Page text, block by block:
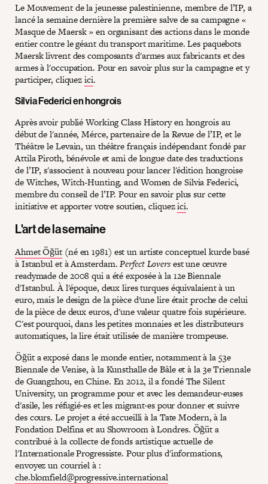
Le Mouvement de la jeunesse palestinienne, membre de l’IP, a
lancé la semaine dernière la première salve de sa campagne «
Masque de Maersk » en organisant des actions dans le monde
entier contre le géant du transport maritime. Les paquebots
Maersk livrent des composants d'armes aux fabricants et des
armes à l'occupation. Pour en savoir plus sur la campagne et y
participer, cliquezici.
Silvia Federici en hongrois
Après avoir publié Working Class History en hongrois au
début de l'année, Mérce, partenaire de la Revue de l’IP, et le
Théâtre le Levain, un théâtre français indépendant fondé par
Attila Piroth, bénévole et ami de longue date des traductions
de l’IP, s'associent à nouveau pour lancer l'édition hongroise
de Witches, Witch-Hunting, and Women de Silvia Federici,
membre du conseil de l’IP. Pour en savoir plus sur cette
initiative et apporter votre soutien, cliquezici.
L'art de la semaine
Ahmet Öğüt (né en 1981) est un artiste conceptuel kurde basé
à Istanbul et à Amsterdam.Perfect Loversest une œuvre
readymade de 2008 qui a été exposée à la 12e Biennale
d'Istanbul. À l'époque, deux lires turques équivalaient à un
euro, mais le design de la pièce d'une lire était proche de celui
de la pièce de deux euros, d'une valeur quatre fois supérieure.
C'est pourquoi, dans les petites monnaies et les distributeurs
automatiques, la lire était utilisée de manière trompeuse.
Öğüt a exposé dans le monde entier, notamment à la 53e
Biennale de Venise, à la Kunsthalle de Bâle et à la 3e Triennale
de Guangzhou, en Chine. En 2012, il a fondé The Silent
University, un programme pour et avec les demandeur·euses
d'asile, les réfugié·es et les migrant·es pour donner et suivre
des cours. Le projet a été accueilli à la Tate Modern, à la
Fondation Delfina et au Showroom à Londres. Öğüt a
contribué à la collecte de fonds artistique actuelle de
l'Internationale Progressiste. Pour plus d'informations,
envoyez un courriel à :
che.blomfield@progressive.international